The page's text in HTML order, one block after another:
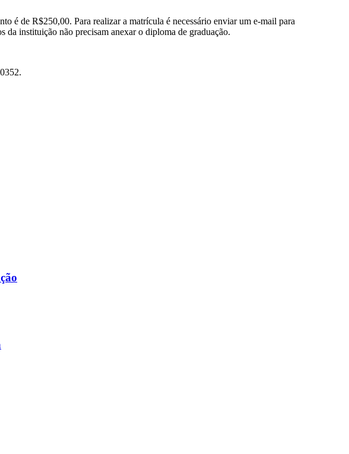
é de R$250,00. Para realizar a matrícula é necessário enviar um e-mail para
instituição não precisam anexar o diploma de graduação.